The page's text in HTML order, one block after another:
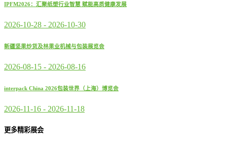
IPFM2026：汇聚纸塑行业智慧 赋能高质健康发展
2026-10-28 - 2026-10-30
新疆坚果炒货及林果业机械与包装展览会
2026-08-15 - 2026-08-16
interpack China 2026包装世界（上海）博览会
2026-11-16 - 2026-11-18
更多精彩展会